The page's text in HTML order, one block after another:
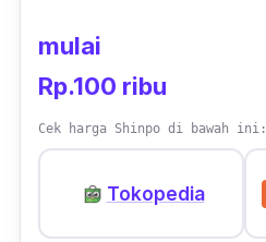
mulai
Rp.100 ribu
Cek harga Shinpo di bawah ini:
Tokopedia